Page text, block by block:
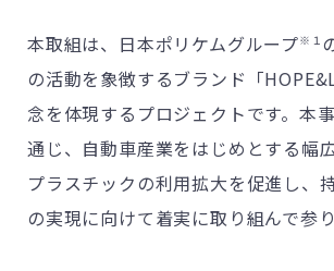
本取組は、日本ポリケムグループ※ １
の活動を象徴するブランド「
念を体現するプロジェクトです。本
通じ、自動車産業をはじめとする幅
プラスチックの利用拡大を促進し、
の実現に向けて着実に取り組んで参り